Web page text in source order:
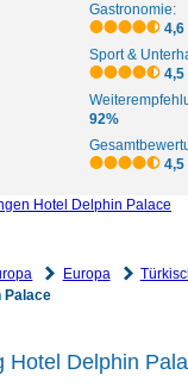
Gastronomie:
4,6
Sport &
4,5
92%
4,5
Hotel Delphin Palace
Europa
Palace
Hotel Delphin